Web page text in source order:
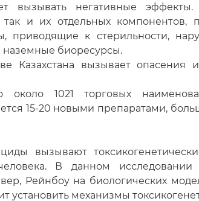
негативные
и их отдельных компонентов,
приводящие к стерильности,
наземные биоресурсы.
вызывает опасения
1021 торговых
15-20 новыми препаратами,
вызывают
В данном исследовании
Рейнбоу на биологических
механизмы